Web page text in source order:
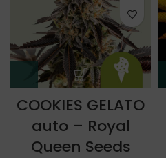
COOKIES GELATO
auto – Royal
Queen Seeds